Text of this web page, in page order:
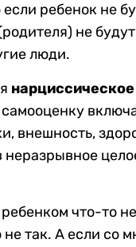
если ребенок не
не
люди.
внешность,
неразрывное
что-то
так. А если со